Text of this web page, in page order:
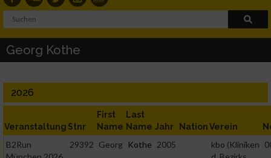
Georg Kothe
2026
Veranstaltung Stnr
First
Name
Last
Name Jahr NationVerein
B2Run
29392 Georg Kothe 2005
kbo (Kliniken